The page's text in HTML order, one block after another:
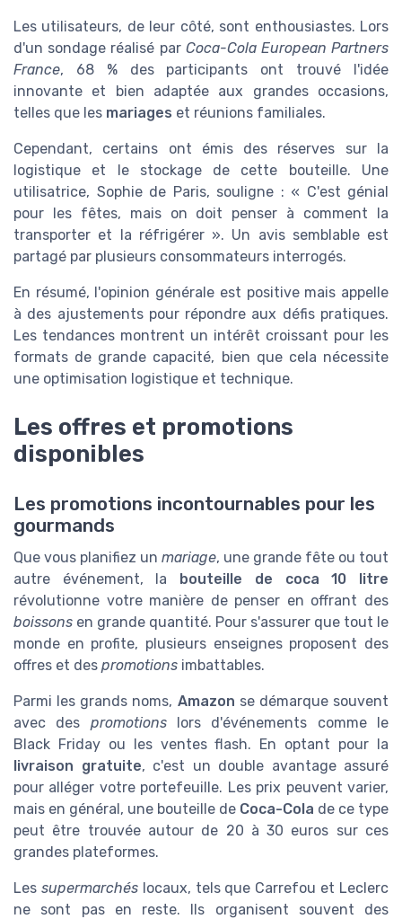
Les utilisateurs, de leur côté, sont enthousiastes. Lors
d'un sondage réalisé par Coca-Cola European Partners
France, 68 % des participants ont trouvé l'idée
innovante et bien adaptée aux grandes occasions,
telles que les mariages et réunions familiales.
Cependant, certains ont émis des réserves sur la
logistique et le stockage de cette bouteille. Une
utilisatrice, Sophie de Paris, souligne : « C'est génial
pour les fêtes, mais on doit penser à comment la
transporter et la réfrigérer ». Un avis semblable est
partagé par plusieurs consommateurs interrogés.
En résumé, l'opinion générale est positive mais appelle
à des ajustements pour répondre aux défis pratiques.
Les tendances montrent un intérêt croissant pour les
formats de grande capacité, bien que cela nécessite
une optimisation logistique et technique.
Les offres et promotions
disponibles
Les promotions incontournables pour les
gourmands
Que vous planifiez un mariage, une grande fête ou tout
autre événement, la bouteille de coca 10 litre
révolutionne votre manière de penser en offrant des
boissons en grande quantité. Pour s'assurer que tout le
monde en profite, plusieurs enseignes proposent des
offres et des promotions imbattables.
Parmi les grands noms, Amazon se démarque souvent
avec des promotionslors d'événements comme le
Black Friday ou les ventes flash. En optant pour la
livraison gratuite, c'est un double avantage assuré
pour alléger votre portefeuille. Les prix peuvent varier,
mais en général, une bouteille de Coca-Cola de ce type
peut être trouvée autour de 20 à 30 euros sur ces
grandes plateformes.
Les supermarchéslocaux, tels que Carrefou et Leclerc
ne sont pas en reste. Ils organisent souvent des